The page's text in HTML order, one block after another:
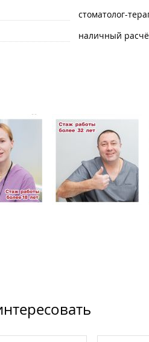
стоматолог-
наличный